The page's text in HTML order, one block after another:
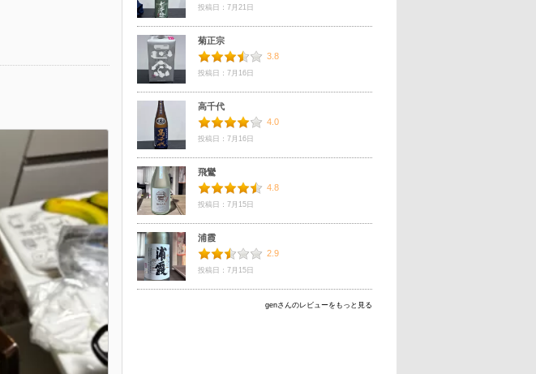
投稿日：7月21日
菊正宗
3.8
投稿日：7月16日
高千代
4.0
投稿日：7月16日
飛鸞
4.8
投稿日：7月15日
浦霞
2.9
投稿日：7月15日
genさんのレビューをもっと見る